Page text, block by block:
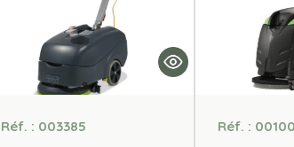
Réf. : 003385 Réf. :